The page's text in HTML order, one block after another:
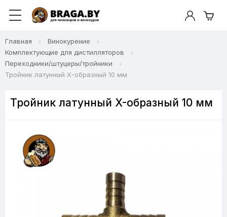
Главная
Винокурение
Комплектующие для дистилляторов
Переходники/штуцеры/тройники
Тройник латунный X-образный 10 мм
Тройник латунный X-образный 10 мм